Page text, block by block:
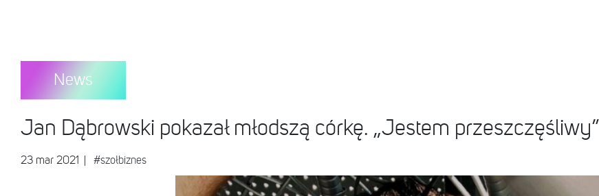
News
Jan Dąbrowski pokazał młodszą córkę. „Jestem przeszczęśliwy”
23 mar 2021 #szołbiznes